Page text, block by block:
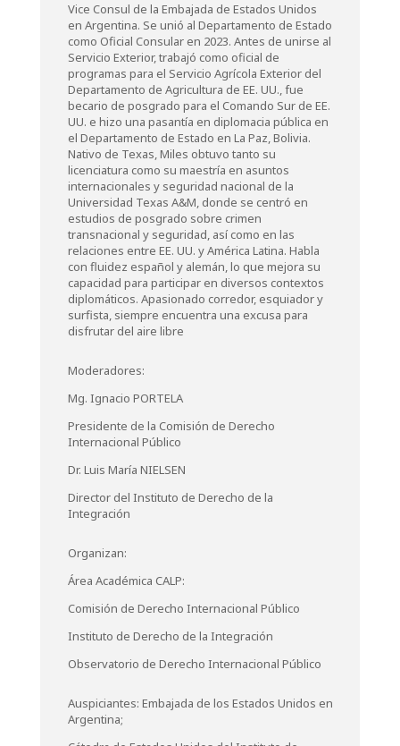
Vice Consul de la Embajada de Estados Unidos
en Argentina. Se unió al Departamento de Estado
como Oficial Consular en 2023. Antes de unirse al
Servicio Exterior, trabajó como oficial de
programas para el Servicio Agrícola Exterior del
Departamento de Agricultura de EE. UU., fue
becario de posgrado para el Comando Sur de EE.
UU. e hizo una pasantía en diplomacia pública en
el Departamento de Estado en La Paz, Bolivia.
Nativo de Texas, Miles obtuvo tanto su
licenciatura como su maestría en asuntos
internacionales y seguridad nacional de la
Universidad Texas A&M, donde se centró en
estudios de posgrado sobre crimen
transnacional y seguridad, así como en las
relaciones entre EE. UU. y América Latina. Habla
con fluidez español y alemán, lo que mejora su
capacidad para participar en diversos contextos
diplomáticos. Apasionado corredor, esquiador y
surfista, siempre encuentra una excusa para
disfrutar del aire libre
Moderadores:
Mg. Ignacio PORTELA
Presidente de la Comisión de Derecho
Internacional Público
Dr. Luis María NIELSEN
Director del Instituto de Derecho de la
Integración
Organizan:
Área Académica CALP:
Comisión de Derecho Internacional Público
Instituto de Derecho de la Integración
Observatorio de Derecho Internacional Público
Auspiciantes: Embajada de los Estados Unidos en
Argentina;